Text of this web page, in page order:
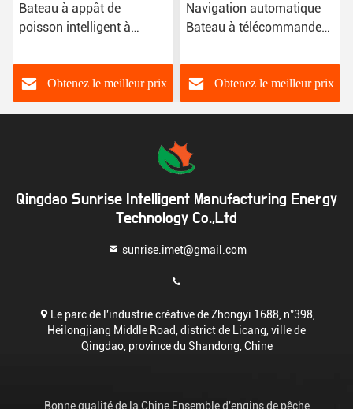
Bateau à appât de
poisson intelligent à
Obtenez le meilleur prix
Navigation automatique
Bateau à télécommande
Croisière Rc Bateau de
pêcheObtenez le meilleur prix
Qingdao Sunrise Intelligent Manufacturing Energy
Technology Co.,Ltd
sunrise.imet@gmail.com
Le parc de l'industrie créative de Zhongyi 1688, n°398,
Heilongjiang Middle Road, district de Licang, ville de
Qingdao, province du Shandong, Chine
Bonne qualité de la Chine Ensemble d'engins de pêche